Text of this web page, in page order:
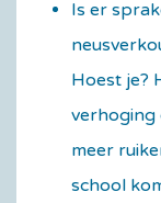
Is er
Hoest je?
verhoging
meer
school